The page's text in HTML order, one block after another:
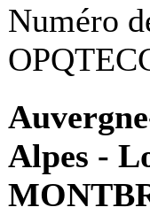
Numéro
Alpes -